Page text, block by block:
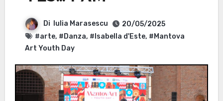
Di Iulia Marasescu
20/05/2025
#arte, #Danza, #Isabella d'Este, #Mantova
Art Youth Day